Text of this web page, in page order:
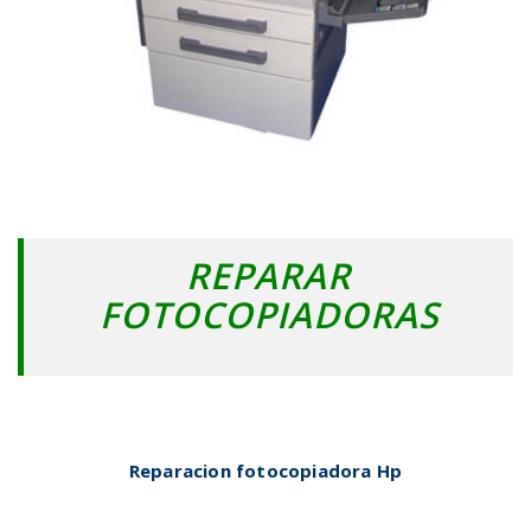
REPARAR
FOTOCOPIADORAS
Reparacion fotocopiadora Hp